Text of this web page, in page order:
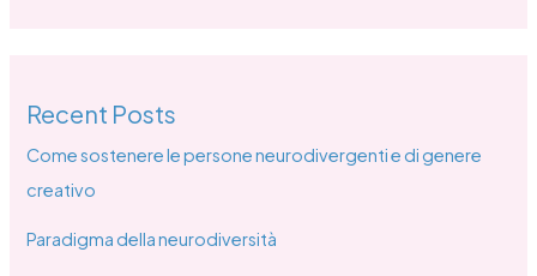
Recent Posts
Come sostenere le persone neurodivergenti e di genere
creativo
Paradigma della neurodiversità